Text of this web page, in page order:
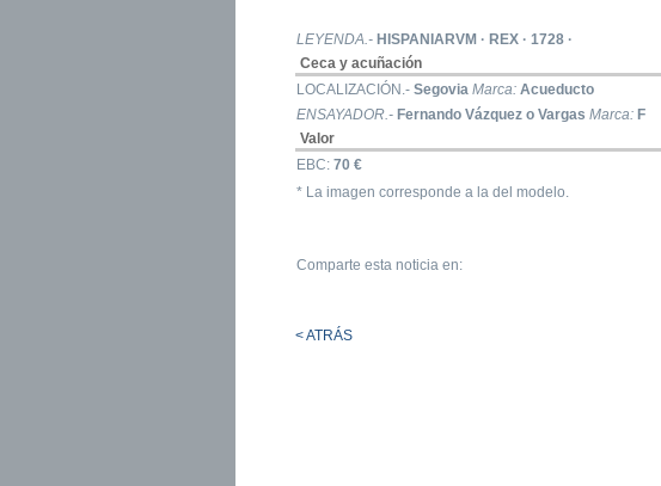
LEYENDA.- HISPANIARVM · REX · 1728 ·
Ceca y acuñación
LOCALIZACIÓN.- Segovia Marca: Acueducto
ENSAYADOR.- Fernando Vázquez o Vargas Marca: F
Valor
EBC: 70 €
* La imagen corresponde a la del modelo.
Comparte esta noticia en:
< ATRÁS